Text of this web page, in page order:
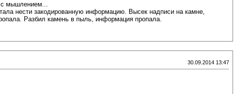
с мышлением...
нести закодированную информацию. Высек надписи на камне,
Разбил камень в пыль, информация пропала.
30.09.2014 13:47